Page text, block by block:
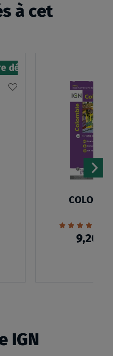
à cet
définitive
Évaluation:
9,20 €
IGN